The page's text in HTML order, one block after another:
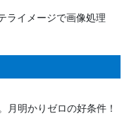
ライメージで画像処理
月明かりゼロの好条件！